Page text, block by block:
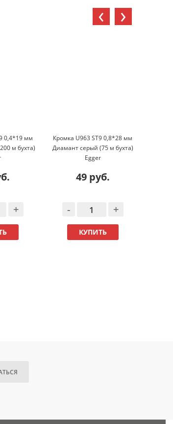
0,4*19 мм
м бухта)
+
Кромка U963 ST9 0,8*28 мм
Диамант серый (75 м бухта)
Egger
49 руб.
- +
КУПИТЬ
‹ ›